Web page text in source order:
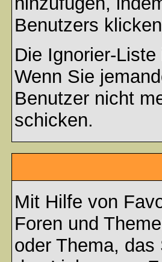
Benutzers
Die Ignorier-
Wenn Sie
Benutzer nicht
schicken.
Mit Hilfe von
Foren und
oder Thema,